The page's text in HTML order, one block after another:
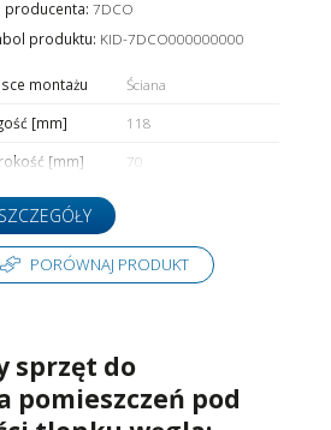
producenta:7DCO
produktu: KID-7DCO000000000
montażu
Ściana
[mm]
118
[mm]
70
SZCZEGÓŁY
PORÓWNAJ PRODUKT
sprzęt do
pomieszczeń pod